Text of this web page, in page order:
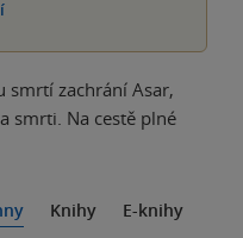
smrtí zachrání Asar,
smrti. Na cestě plné
Knihy E-knihy